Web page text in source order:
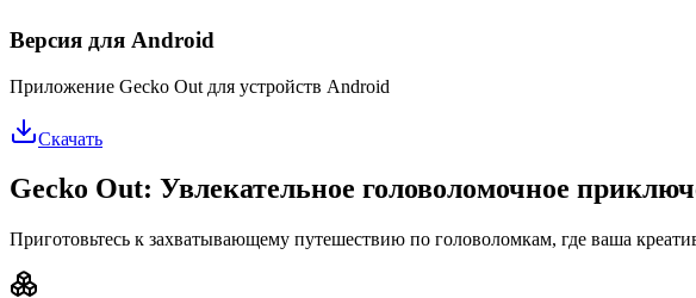
Версия для Android
Приложение Gecko Out для устройств Android
Скачать
Gecko Out: Увлекательное головоломочное
Приготовьтесь к захватывающему путешествию по головоломкам, где ваша